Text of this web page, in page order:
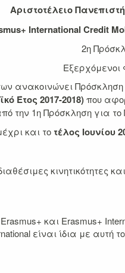
Αριστοτέλειο
International Credit
2η
Εξερχόμενοι
Πρόσκληση
Έτος 2017-2018)που
την 1η Πρόσκληση για
και το τέλος Ιουνίου
και Erasmus+
είναι ίδια με αυτή